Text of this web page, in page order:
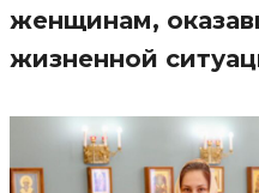
О Фонде
Новости
женщинам,
жизненной